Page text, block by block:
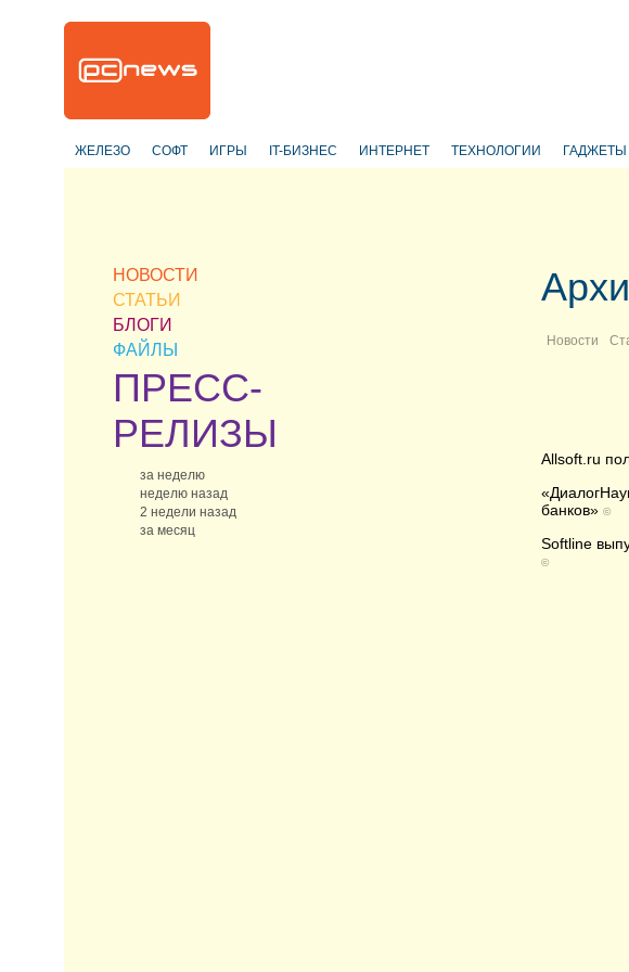
ЖЕЛЕЗО СОФТ ИГРЫ IT-БИЗНЕС ИНТЕРНЕТ ТЕХНОЛОГИИ ГАДЖЕТЫ
НОВОСТИ
СТАТЬИ
БЛОГИ
ФАЙЛЫ
ПРЕСС-
РЕЛИЗЫ
за неделю
неделю назад
2 недели назад
за месяц
Новости
Allsoft.ru
банков» ©
Softline
©